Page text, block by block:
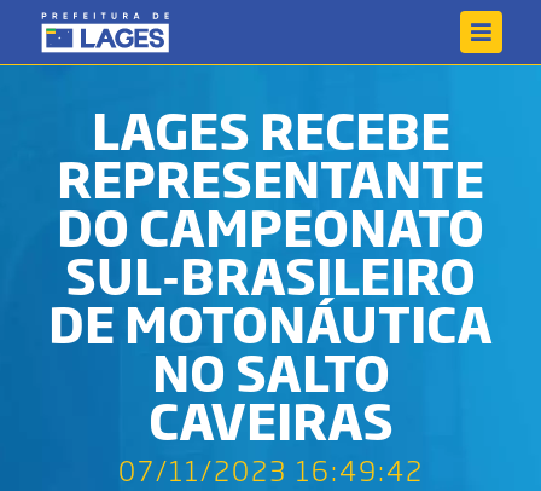
LAGES RECEBE
REPRESENTANTE
DO CAMPEONATO
SUL-BRASILEIRO
DE MOTONÁUTICA
NO SALTO
CAVEIRAS
07/11/2023 16:49:42